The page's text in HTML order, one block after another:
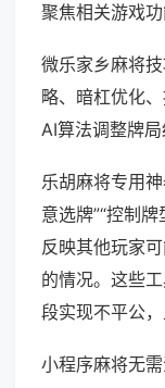
聚焦相关游戏功
微乐家乡麻将
略、暗杠优化
AI算法调整牌局
乐胡麻将专用
意选牌”“控制
反映其他玩家
的情况。这些
段实现不平公，
小程序麻将无